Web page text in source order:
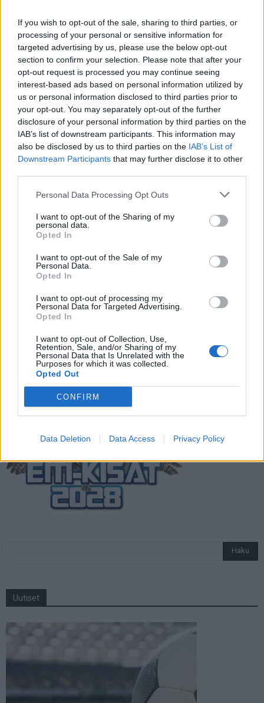
If you wish to opt-out of the sale, sharing to third parties, or
processing of your personal or sensitive information for
targeted advertising by us, please use the below opt-out
section to confirm your selection. Please note that after your
opt-out request is processed you may continue seeing
interest-based ads based on personal information utilized by
us or personal information disclosed to third parties prior to
your opt-out. You may separately opt-out of the further
disclosure of your personal information by third parties on the
IAB’s list of downstream participants. This information may
also be disclosed by us to third parties on the IAB’s List of
Downstream Participants that may further disclose it to other
Personal Data Processing Opt Outs
I want to opt-out of the Sharing of my
personal data.
Opted In
I want to opt-out of the Sale of my
Personal Data.
Opted In
I want to opt-out of processing my
Personal Data for Targeted Advertising.
Opted In
I want to opt-out of Collection, Use,
Retention, Sale, and/or Sharing of my
Personal Data that Is Unrelated with the
Purposes for which it was collected.
Opted Out
CONFIRM
Data Deletion Data Access Privacy Policy
Edellinen artikkeli
Bild: Manchester United valmis
maksamaan Jadon Sanchosta
Seuraava artikkeli
Leeds United nousee
Valioliigaan yli 15 vuoden tauon
Suomen MM-karsintojen näkymät –
todellinen jalkapallokommentaattorin
analyysi
Suomi-Hollanti näkyy ilmaiseksi TV:stä –
näin katsot ottelun
Jalkapallon U21 EM-kisat 2025 – tässä
otteluohjelma ja Suomen joukkue
Uutiset